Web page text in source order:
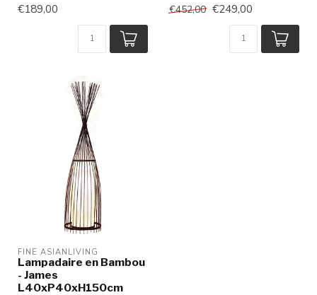
€189,00 €452,00 €249,00
FINE ASIANLIVING
Lampadaire en Bambou
- James
L40xP40xH150cm